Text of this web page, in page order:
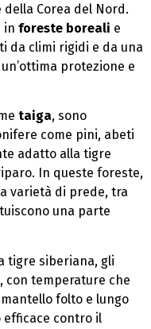
Corea del Nord.
in foreste boreali e
da climi rigidi e da una
protezione e
taiga, sono
come pini, abeti
adatto alla tigre
In queste foreste,
varietà di prede, tra
una parte
tigre siberiana, gli
con temperature che
folto e lungo
contro il